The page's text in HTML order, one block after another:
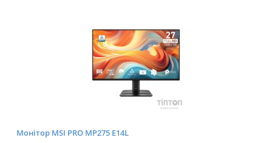
Монітор MSI PRO MP275 E14L